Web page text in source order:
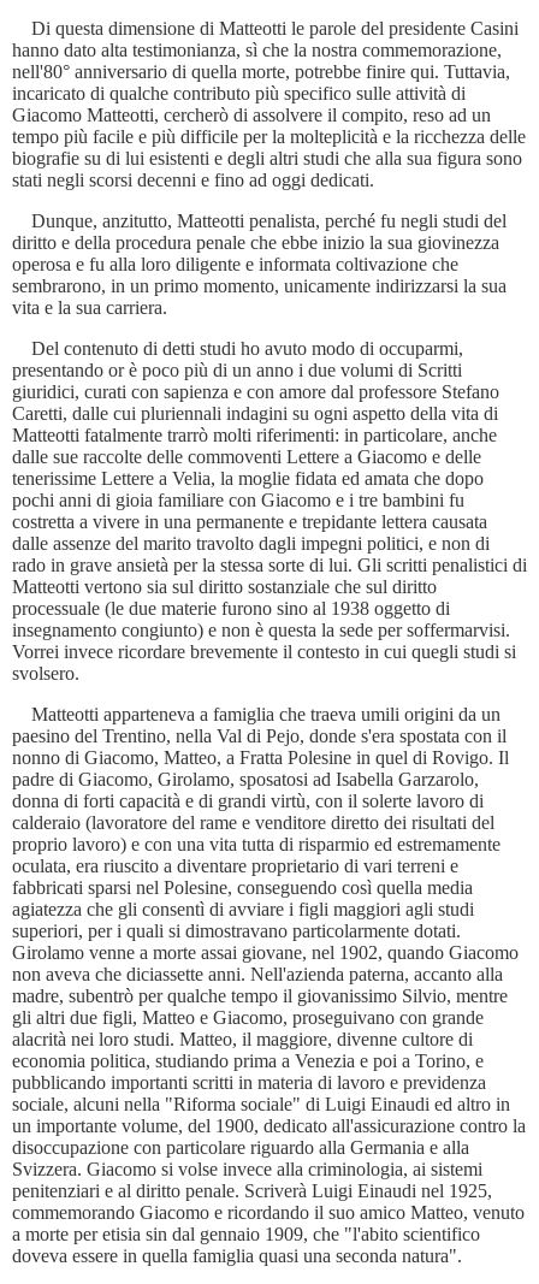
Di questa dimensione di Matteotti le parole del presidente Casini
hanno dato alta testimonianza, sì che la nostra commemorazione,
nell'80° anniversario di quella morte, potrebbe finire qui. Tuttavia,
incaricato di qualche contributo più specifico sulle attività di
Giacomo Matteotti, cercherò di assolvere il compito, reso ad un
tempo più facile e più difficile per la molteplicità e la ricchezza delle
biografie su di lui esistenti e degli altri studi che alla sua figura sono
stati negli scorsi decenni e fino ad oggi dedicati.
Dunque, anzitutto, Matteotti penalista, perché fu negli studi del
diritto e della procedura penale che ebbe inizio la sua giovinezza
operosa e fu alla loro diligente e informata coltivazione che
sembrarono, in un primo momento, unicamente indirizzarsi la sua
vita e la sua carriera.
Del contenuto di detti studi ho avuto modo di occuparmi,
presentando or è poco più di un anno i due volumi di Scritti
giuridici, curati con sapienza e con amore dal professore Stefano
Caretti, dalle cui pluriennali indagini su ogni aspetto della vita di
Matteotti fatalmente trarrò molti riferimenti: in particolare, anche
dalle sue raccolte delle commoventi Lettere a Giacomo e delle
tenerissime Lettere a Velia, la moglie fidata ed amata che dopo
pochi anni di gioia familiare con Giacomo e i tre bambini fu
costretta a vivere in una permanente e trepidante lettera causata
dalle assenze del marito travolto dagli impegni politici, e non di
rado in grave ansietà per la stessa sorte di lui. Gli scritti penalistici di
Matteotti vertono sia sul diritto sostanziale che sul diritto
processuale (le due materie furono sino al 1938 oggetto di
insegnamento congiunto) e non è questa la sede per soffermarvisi.
Vorrei invece ricordare brevemente il contesto in cui quegli studi si
svolsero.
Matteotti apparteneva a famiglia che traeva umili origini da un
paesino del Trentino, nella Val di Pejo, donde s'era spostata con il
nonno di Giacomo, Matteo, a Fratta Polesine in quel di Rovigo. Il
padre di Giacomo, Girolamo, sposatosi ad Isabella Garzarolo,
donna di forti capacità e di grandi virtù, con il solerte lavoro di
calderaio (lavoratore del rame e venditore diretto dei risultati del
proprio lavoro) e con una vita tutta di risparmio ed estremamente
oculata, era riuscito a diventare proprietario di vari terreni e
fabbricati sparsi nel Polesine, conseguendo così quella media
agiatezza che gli consentì di avviare i figli maggiori agli studi
superiori, per i quali si dimostravano particolarmente dotati.
Girolamo venne a morte assai giovane, nel 1902, quando Giacomo
non aveva che diciassette anni. Nell'azienda paterna, accanto alla
madre, subentrò per qualche tempo il giovanissimo Silvio, mentre
gli altri due figli, Matteo e Giacomo, proseguivano con grande
alacrità nei loro studi. Matteo, il maggiore, divenne cultore di
economia politica, studiando prima a Venezia e poi a Torino, e
pubblicando importanti scritti in materia di lavoro e previdenza
sociale, alcuni nella "Riforma sociale" di Luigi Einaudi ed altro in
un importante volume, del 1900, dedicato all'assicurazione contro la
disoccupazione con particolare riguardo alla Germania e alla
Svizzera. Giacomo si volse invece alla criminologia, ai sistemi
penitenziari e al diritto penale. Scriverà Luigi Einaudi nel 1925,
commemorando Giacomo e ricordando il suo amico Matteo, venuto
a morte per etisia sin dal gennaio 1909, che "l'abito scientifico
doveva essere in quella famiglia quasi una seconda natura".